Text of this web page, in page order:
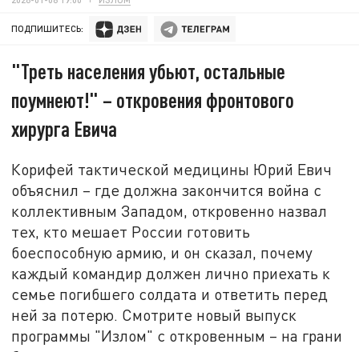
ПОДПИШИТЕСЬ:
"Треть населения убьют, остальные
поумнеют!" – откровения фронтового
хирурга Евича
Корифей тактической медицины Юрий Евич
объяснил – где должна закончится война с
коллективным Западом, откровенно назвал
тех, кто мешает России готовить
боеспособную армию, и он сказал, почему
каждый командир должен лично приехать к
семье погибшего солдата и ответить перед
ней за потерю. Смотрите новый выпуск
программы "Излом" с откровенным – на грани